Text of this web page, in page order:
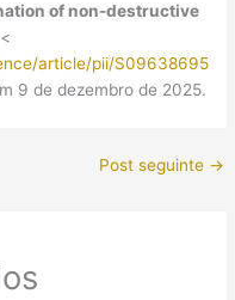
of non-destructive
article/pii/S09638695
9 de dezembro de 2025.
Post seguinte →